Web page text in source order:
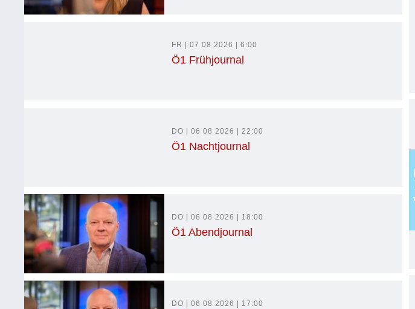
FR | 07 08 2026 | 6:00
Ö1 Frühjournal
DO | 06 08 2026 | 22:00
Ö1 Nachtjournal
DO | 06 08 2026 | 18:00
Ö1 Abendjournal
DO | 06 08 2026 | 17:00